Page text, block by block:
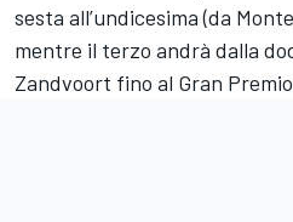
sesta all’undicesima (da
mentre il terzo andrà dalla
Zandvoort fino al Gran